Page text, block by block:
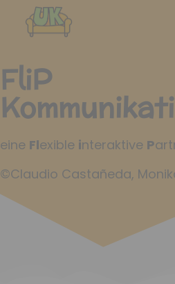
FliP
eine Flexible interaktive P
©Claudio Castañeda,